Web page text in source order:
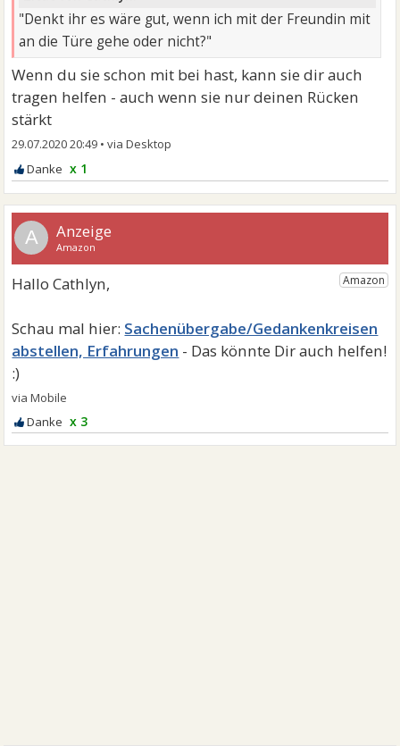
"Denkt ihr es wäre gut, wenn ich mit der Freundin mit
an die Türe gehe oder nicht?"
Wenn du sie schon mit bei hast, kann sie dir auch
tragen helfen - auch wenn sie nur deinen Rücken
stärkt
29.07.2020 20:49 •
x 1
A
Sachenübergabe/Gedankenkreisen
abstellen, Erfahrungen
x 3